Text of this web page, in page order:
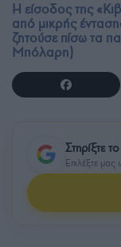
Η είσοδος της
από μικρής
ζητούσε πίσω τα
Μπόλαρη)
Στηρίξτε
Επιλέξτε μας